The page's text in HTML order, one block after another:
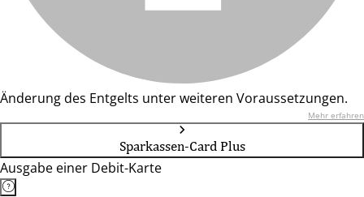
Änderung des Entgelts unter weiteren Voraussetzungen.
Mehr erfahren
Sparkassen-Card Plus
Ausgabe einer Debit-Karte